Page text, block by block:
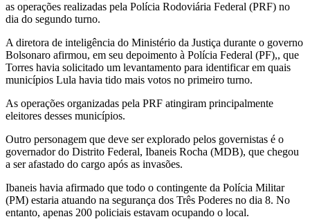
as operações realizadas pela Polícia Rodoviária Federal (PRF) no
dia do segundo turno.
A diretora de inteligência do Ministério da Justiça durante o governo
Bolsonaro afirmou, em seu depoimento à Polícia Federal (PF),, que
Torres havia solicitado um levantamento para identificar em quais
municípios Lula havia tido mais votos no primeiro turno.
As operações organizadas pela PRF atingiram principalmente
eleitores desses municípios.
Outro personagem que deve ser explorado pelos governistas é o
governador do Distrito Federal, Ibaneis Rocha (MDB), que chegou
a ser afastado do cargo após as invasões.
Ibaneis havia afirmado que todo o contingente da Polícia Militar
(PM) estaria atuando na segurança dos Três Poderes no dia 8. No
entanto, apenas 200 policiais estavam ocupando o local.